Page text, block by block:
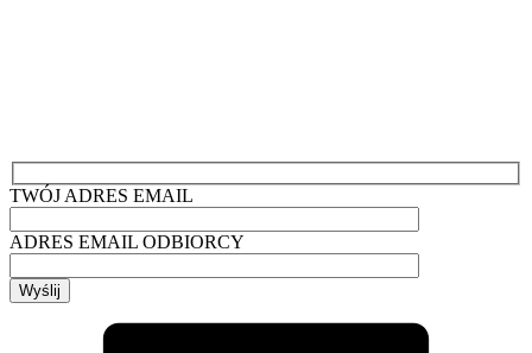
TWÓJ ADRES EMAIL
ADRES EMAIL ODBIORCY